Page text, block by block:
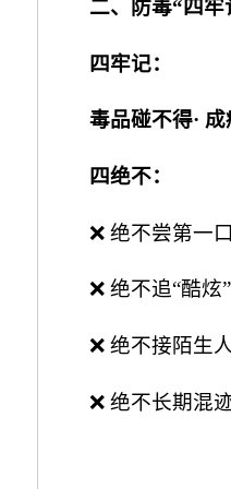
二、防毒“四牢
四牢记：
毒品碰不得·
四绝不：
❌ 绝不尝第一口
❌ 绝不追“酷炫
❌ 绝不接陌生
❌ 绝不长期混